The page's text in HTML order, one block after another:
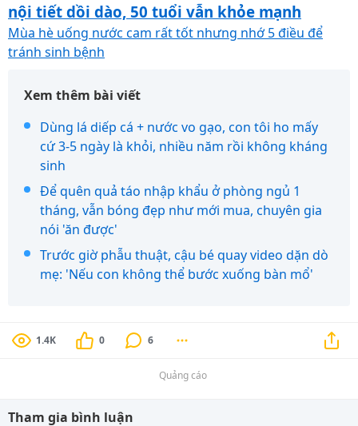
nội tiết dồi dào, 50 tuổi vẫn khỏe mạnh
Mùa hè uống nước cam rất tốt nhưng nhớ 5 điều để
tránh sinh bệnh
Xem thêm bài viết
Dùng lá diếp cá + nước vo gạo, con tôi ho mấy
cứ 3-5 ngày là khỏi, nhiều năm rồi không kháng
sinh
Để quên quả táo nhập khẩu ở phòng ngủ 1
tháng, vẫn bóng đẹp như mới mua, chuyên gia
nói 'ăn được'
Trước giờ phẫu thuật, cậu bé quay video dặn dò
mẹ: 'Nếu con không thể bước xuống bàn mổ'
1.4K 0 6
Quảng cáo
Tham gia bình luận